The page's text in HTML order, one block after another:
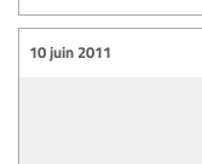
10 juin 2011